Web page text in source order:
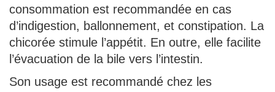
consommation est recommandée en cas
d’indigestion, ballonnement, et constipation. La
chicorée stimule l’appétit. En outre, elle facilite
l’évacuation de la bile vers l’intestin.
Son usage est recommandé chez les